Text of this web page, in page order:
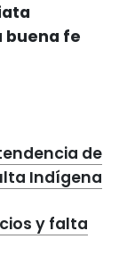
buena fe
de
Indígena
y falta